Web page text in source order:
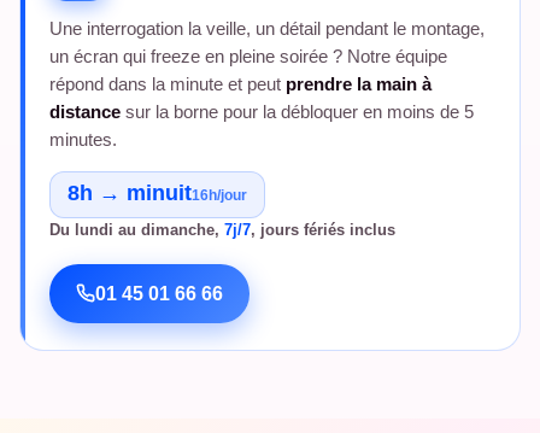
Une interrogation la veille, un détail pendant le montage,
un écran qui freeze en pleine soirée ? Notre équipe
répond dans la minute et peut prendre la main à
distance sur la borne pour la débloquer en moins de 5
minutes.
8h → minuit16h/jour
Du lundi au dimanche, 7j/7, jours fériés inclus
01 45 01 66 66